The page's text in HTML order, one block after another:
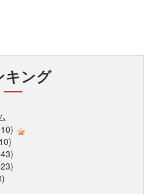
キング